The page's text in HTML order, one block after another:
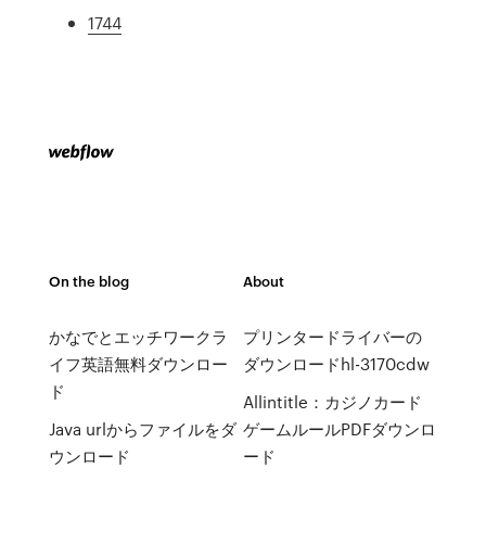
1744
On the blog
かなでとエッチワークラ
イフ英語無料ダウンロー
ド
Java urlからファイルをダ
ウンロード
About
プリンタードライバーの
ダウンロードhl-3170cdw
Allintitle：カジノカード
ゲームルールPDFダウンロ
ード